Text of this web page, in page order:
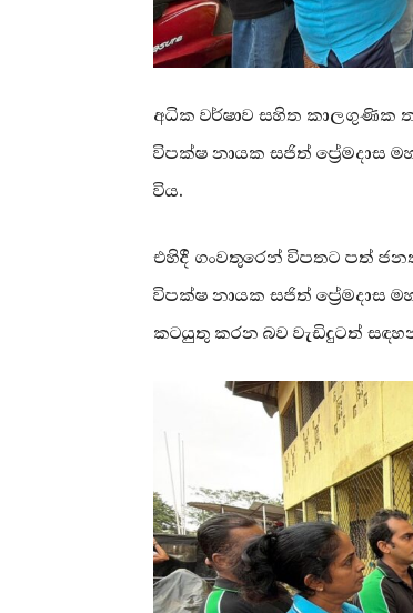
අධික වර්ෂාව සහිත කාලගුණික
විපක්ෂ නායක සජිත් ප්‍රේමදාස
විය.
එහිදී ගංවතුරෙන් විපතට පත්
විපක්ෂ නායක සජිත් ප්‍රේමදාස
කටයුතු කරන බව වැඩිදුටත්